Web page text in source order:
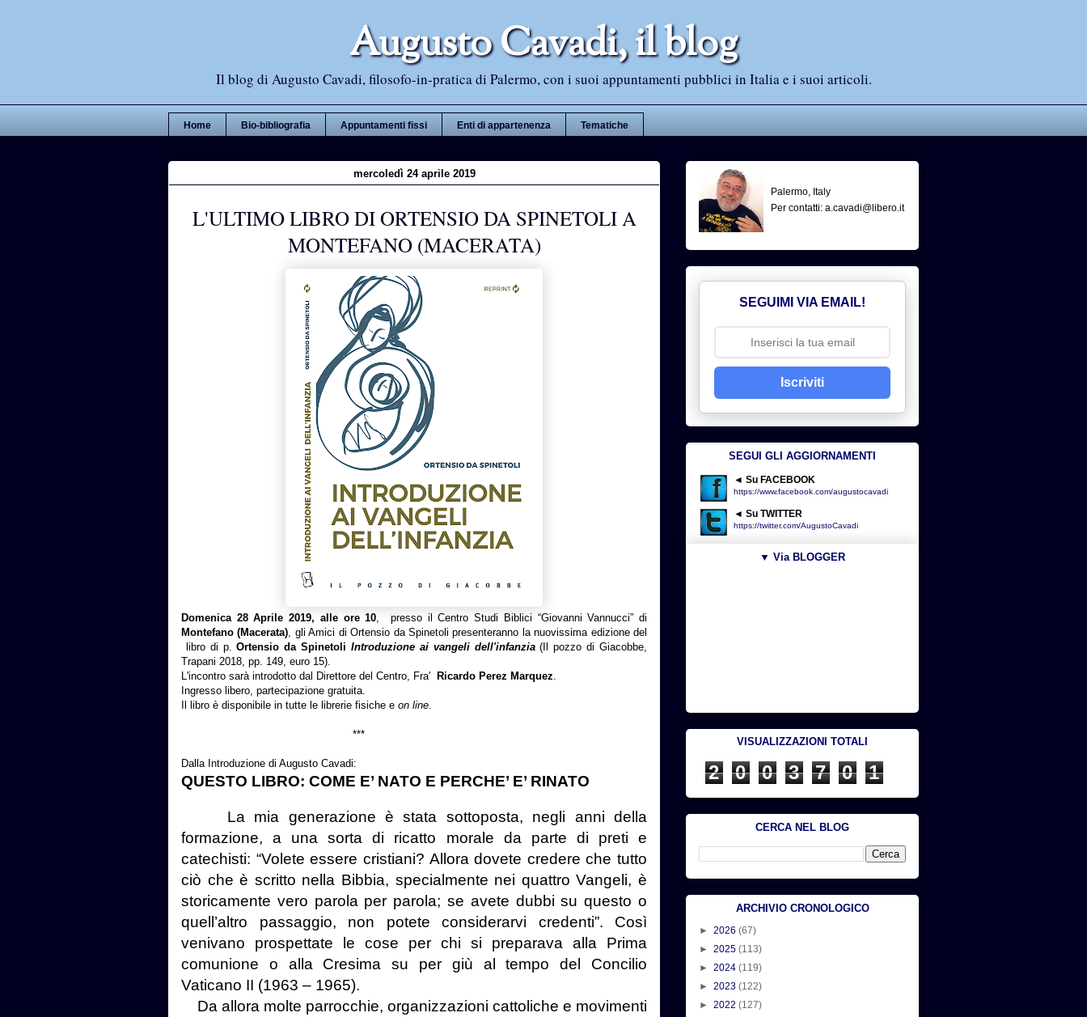
Augusto Cavadi, il blog
Il blog di Augusto Cavadi, filosofo-in-pratica di Palermo, con i suoi appuntamenti pubblici in Italia e i suoi articoli.
Home Bio-bibliografia Appuntamenti fissi Enti di appartenenza Tematiche
mercoledì 24 aprile 2019
L'ULTIMO LIBRO DI ORTENSIO DA SPINETOLI A
MONTEFANO (MACERATA)
Domenica 28 Aprile 2019, alle ore 10, presso il Centro Studi Biblici “Giovanni Vannucci” di
Montefano (Macerata), gli Amici di Ortensio da Spinetoli presenteranno la nuovissima edizione del
libro di p.Ortensio da Spinetoli Introduzione ai vangeli dell'infanzia(Il pozzo di Giacobbe,
Trapani 2018, pp. 149, euro 15).
L'incontro sarà introdotto dal Direttore del Centro, Fra'
Ricardo Perez Marquez.
Ingresso libero, partecipazione gratuita.
Il libro è disponibile in tutte le librerie fisiche e on line.
***
Dalla Introduzione di Augusto Cavadi:
QUESTO LIBRO: COME E’ NATO E PERCHE’ E’ RINATO
La mia generazione è stata sottoposta, negli anni della
formazione, a una sorta di ricatto morale da parte di preti e
catechisti: “Volete essere cristiani? Allora dovete credere che tutto
ciò che è scritto nella Bibbia, specialmente nei quattro Vangeli, è
storicamente vero parola per parola; se avete dubbi su questo o
quell’altro passaggio, non potete considerarvi credenti”. Così
venivano prospettate le cose per chi si preparava alla Prima
comunione o alla Cresima su per giù al tempo del Concilio
Vaticano II (1963 – 1965).
Da allora molte parrocchie, organizzazioni cattoliche e movimenti
Palermo, Italy
Per contatti: a.cavadi@libero.it
SEGUIMI VIA EMAIL!
Iscriviti
SEGUI GLI AGGIORNAMENTI
◄ Su FACEBOOK
https://www.facebook.com/augustocavadi
◄ Su TWITTER
https://twitter.com/AugustoCavadi
▼ Via BLOGGER
VISUALIZZAZIONI TOTALI
2 0 0 3 7 0 1
CERCA NEL BLOG
ARCHIVIO CRONOLOGICO
► 2026 (67)
► 2025 (113)
► 2024 (119)
► 2023 (122)
► 2022 (127)